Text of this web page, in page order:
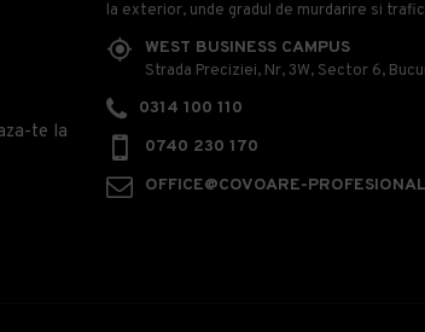
te la
la exterior, unde gradul de murdarire si
WEST BUSINESS CAMPUS
Strada Preciziei, Nr, 3W, Sector 6,
0314 100 110
0740 230 170
OFFICE@COVOARE-